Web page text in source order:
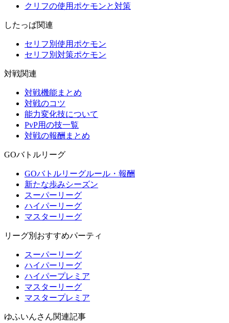
クリフの使用ポケモンと対策
したっぱ関連
セリフ別使用ポケモン
セリフ別対策ポケモン
対戦関連
対戦機能まとめ
対戦のコツ
能力変化技について
PvP用の技一覧
対戦の報酬まとめ
GOバトルリーグ
GOバトルリーグルール・報酬
新たな歩みシーズン
スーパーリーグ
ハイパーリーグ
マスターリーグ
リーグ別おすすめパーティ
スーパーリーグ
ハイパーリーグ
ハイパープレミア
マスターリーグ
マスタープレミア
ゆふいんさん関連記事